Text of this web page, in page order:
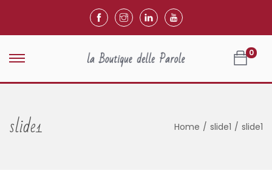
0
slide1 Home / slide1 / slide1